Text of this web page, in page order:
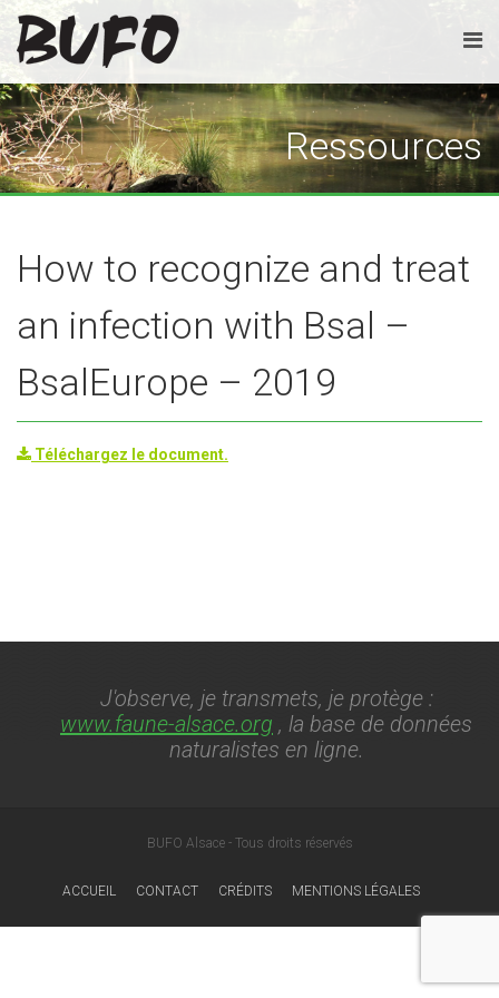
Ressources
How to recognize and treat
an infection with Bsal –
BsalEurope – 2019
Téléchargez le document.
J'observe, je transmets, je protège :
www.faune-alsace.org , la base de données
naturalistes en ligne.
BUFO Alsace - Tous droits réservés
ACCUEIL CONTACT CRÉDITS MENTIONS LÉGALES